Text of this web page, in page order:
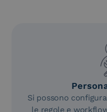
Si possono
le regole e